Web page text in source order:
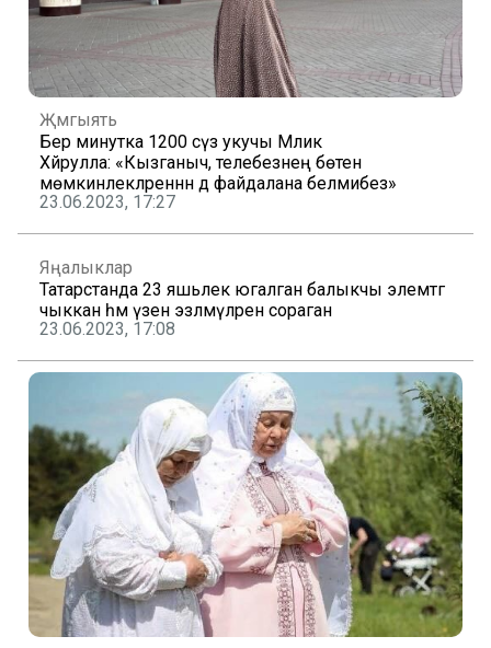
Җәмгыять
Бер минутка 1200 сүз укучы Мәликә
Хәйрулла: «Кызганыч, телебезнең бөтен
мөмкинлекләреннән дә файдалана белмибез»
23.06.2023, 17:27
Яңалыклар
Татарстанда 23 яшьлек югалган балыкчы элемтәгә
чыккан һәм үзен эзләмәүләрен сораган
23.06.2023, 17:08